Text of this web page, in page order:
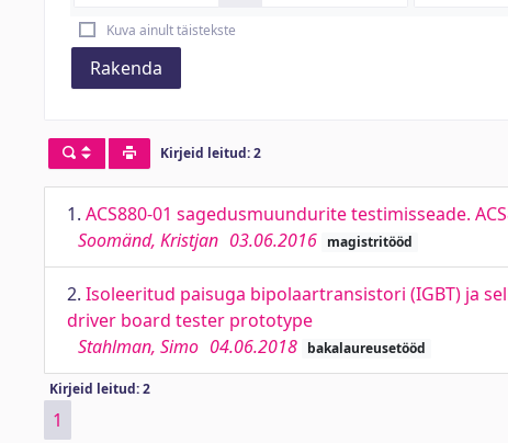
Kuva ainult täistekste
Rakenda
Kirjeid leitud: 2
1. ACS880-01 sagedusmuundurite testimisseade.
Soomänd, Kristjan 03.06.2016 magistritööd
2. Isoleeritud paisuga bipolaartransistori (IGBT) ja
driver board tester prototype
Stahlman, Simo 04.06.2018 bakalaureusetööd
Kirjeid leitud: 2
1